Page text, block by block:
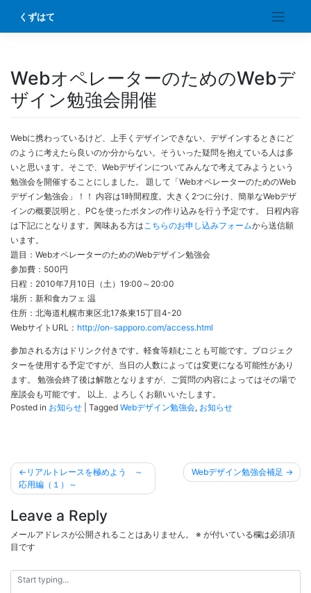
content
くずはて
WebオペレーターのためのWebデ
ザイン勉強会開催
Webに携わっているけど、上手くデザインできない、デザインするときにど
のように考えたら良いのか分からない。そういった疑問を抱えている人は多
いと思います。そこで、Webデザインについてみんなで考えてみようという
勉強会を開催することにしました。 題して「WebオペレーターのためのWeb
デザイン勉強会」！！ 内容は1時間程度。大きく2つに分け、簡単なWebデザ
インの概要説明と、PCを使ったボタンの作り込みを行う予定です。 日程内容
は下記にとなります。興味ある方は こちらのお申し込みフォームから送信願
います。
題目：WebオペレーターのためのWebデザイン勉強会
参加費：500円
日程：2010年7月10日（土）19:00～20:00
場所：新和食カフェ 温
住所：北海道札幌市東区北17条東15丁目4-20
WebサイトURL： http://on-sapporo.com/access.html
参加される方はドリンク付きです。軽食等頼むことも可能です。プロジェク
ターを使用する予定ですが、当日の人数によっては変更になる可能性があり
ます。 勉強会終了後は解散となりますが、ご質問の内容によってはその場で
座談会も可能です。 以上、よろしくお願いいたします。
Posted in お知らせ Tagged Webデザイン勉強会, お知らせ
投
稿
ナ
ビ
ゲ
ー
シ
リアルトレースを極めよう ～
応用編（１）～
Webデザイン勉強会補足
Leave a Reply
メールアドレスが公開されることはありません。 ※ が付いている欄は必須項
目です